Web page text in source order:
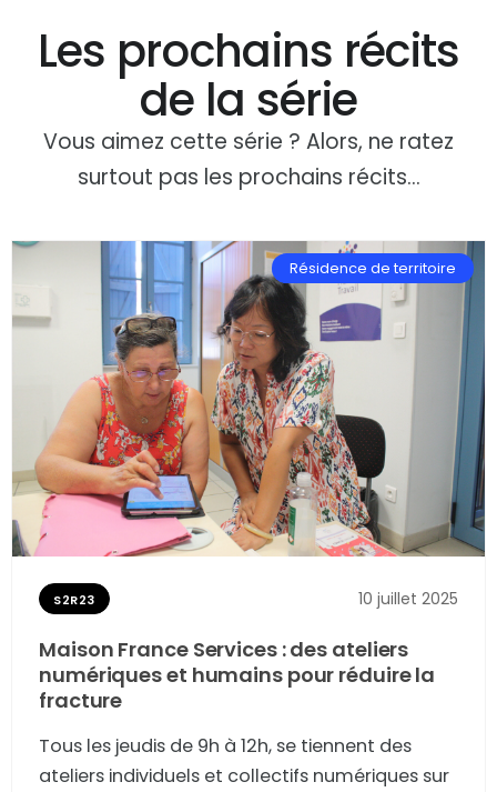
Les prochains récits
de la série
Vous aimez cette série ? Alors, ne ratez
surtout pas les prochains récits…
Résidence de territoire
S2R23 10 juillet 2025
Maison France Services : des ateliers
numériques et humains pour réduire la
fracture
Tous les jeudis de 9h à 12h, se tiennent des
ateliers individuels et collectifs numériques sur